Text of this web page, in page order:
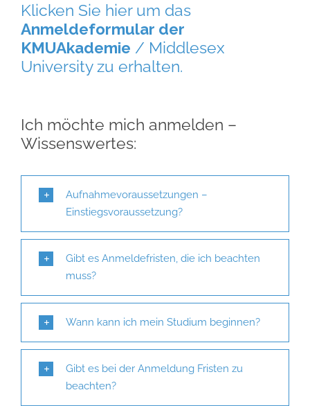
Klicken Sie hier um das
Anmeldeformular der
KMUAkademie / Middlesex
University zu erhalten.
Ich möchte mich anmelden –
Wissenswertes:
Aufnahmevoraussetzungen –
Einstiegsvoraussetzung?
Gibt es Anmeldefristen, die ich beachten
muss?
Wann kann ich mein Studium beginnen?
Gibt es bei der Anmeldung Fristen zu
beachten?